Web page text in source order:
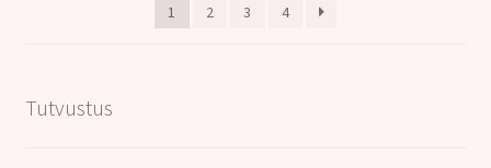
1 2 3 4
Tutvustus